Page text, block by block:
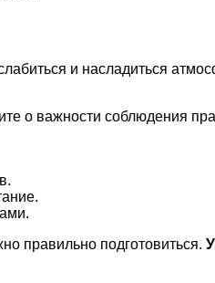
и насладиться
о важности соблюдения
правильно подготовиться.